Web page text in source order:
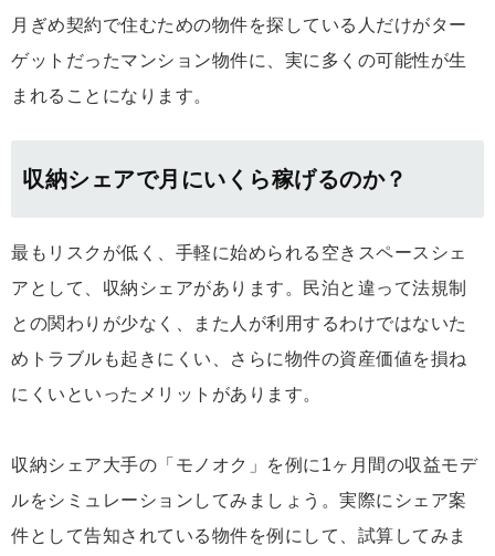
月ぎめ契約で住むための物件を探している人だけがター
ゲットだったマンション物件に、実に多くの可能性が生
まれることになります。
収納シェアで月にいくら稼げるのか？
最もリスクが低く、手軽に始められる空きスペースシェ
アとして、収納シェアがあります。民泊と違って法規制
との関わりが少なく、また人が利用するわけではないた
めトラブルも起きにくい、さらに物件の資産価値を損ね
にくいといったメリットがあります。
収納シェア大手の「モノオク」を例に1ヶ月間の収益モデ
ルをシミュレーションしてみましょう。実際にシェア案
件として告知されている物件を例にして、試算してみま